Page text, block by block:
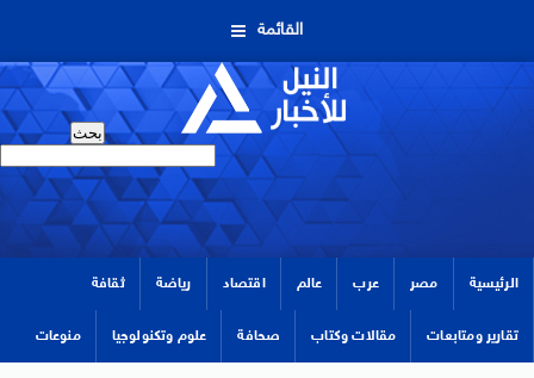
القائمة
الرئيسية مصر عرب عالم اقتصاد رياضة ثقافة
تقارير ومتابعات مقالات وكتاب صحافة علوم وتكنولوجيا منوعات